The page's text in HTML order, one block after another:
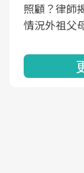
照顧？律師
情況外祖父